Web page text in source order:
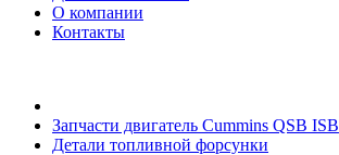
О компании
Контакты
Запчасти двигатель Cummins QSB ISB
Детали топливной форсунки